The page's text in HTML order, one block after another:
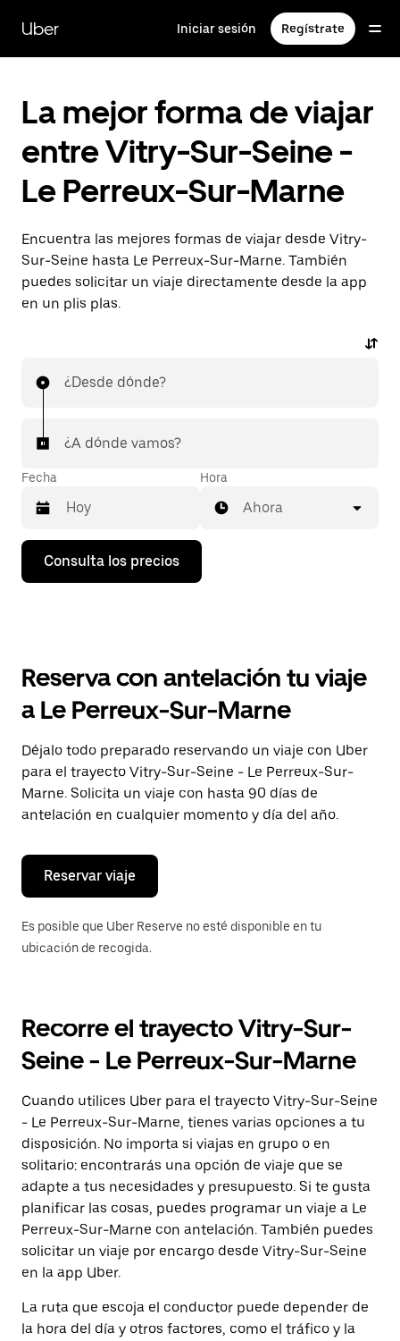
contenido
principal
Uber Iniciar sesión Regístrate
La mejor forma de viajar
entre Vitry-Sur-Seine -
Le Perreux-Sur-Marne
Encuentra las mejores formas de viajar desde Vitry-
Sur-Seine hasta Le Perreux-Sur-Marne. También
puedes solicitar un viaje directamente desde la app
en un plis plas.
¿Desde dónde?
¿A dónde vamos?
Fecha
Pulsa
flecha
calendario
seleccionar
fecha.
Pulsa
el
botón
de
escape
cerrar
calendario.
Hora
Ahora
Consulta los precios
Reserva con antelación tu viaje
a Le Perreux-Sur-Marne
Déjalo todo preparado reservando un viaje con Uber
para el trayecto Vitry-Sur-Seine - Le Perreux-Sur-
Marne. Solicita un viaje con hasta 90 días de
antelación en cualquier momento y día del año.
Reservar viaje
Es posible que Uber Reserve no esté disponible en tu
ubicación de recogida.
Recorre el trayecto Vitry-Sur-
Seine - Le Perreux-Sur-Marne
Cuando utilices Uber para el trayecto Vitry-Sur-Seine
- Le Perreux-Sur-Marne, tienes varias opciones a tu
disposición. No importa si viajas en grupo o en
solitario: encontrarás una opción de viaje que se
adapte a tus necesidades y presupuesto. Si te gusta
planificar las cosas, puedes programar un viaje a Le
Perreux-Sur-Marne con antelación. También puedes
solicitar un viaje por encargo desde Vitry-Sur-Seine
en la app Uber.
La ruta que escoja el conductor puede depender de
la hora del día y otros factores, como el tráfico y la